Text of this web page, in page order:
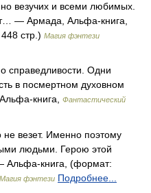
везучих и всеми любимых.
— Армада, Альфа-книга,
стр.) Магия фэнтези
справедливости. Одни
в посмертном духовном
книга,
Фантастический
везет. Именно поэтому
людьми. Герою этой
Альфа-книга, (формат:
Магия фэнтези Подробнее...